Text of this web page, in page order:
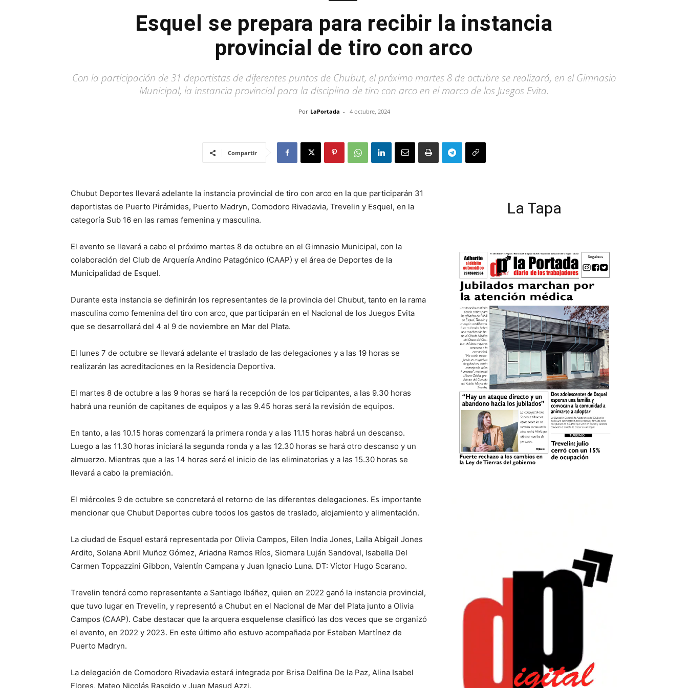
Esquel se prepara para recibir la instancia
provincial de tiro con arco
Con la participación de 31 deportistas de diferentes puntos de Chubut, el próximo martes 8 de octubre se realizará, en el Gimnasio
Municipal, la instancia provincial para la disciplina de tiro con arco en el marco de los Juegos Evita.
Por LaPortada - 4 octubre, 2024
Compartir
Chubut Deportes llevará adelante la instancia provincial de tiro con arco en la que participarán 31
deportistas de Puerto Pirámides, Puerto Madryn, Comodoro Rivadavia, Trevelin y Esquel, en la
categoría Sub 16 en las ramas femenina y masculina.
El evento se llevará a cabo el próximo martes 8 de octubre en el Gimnasio Municipal, con la
colaboración del Club de Arquería Andino Patagónico (CAAP) y el área de Deportes de la
Municipalidad de Esquel.
Durante esta instancia se definirán los representantes de la provincia del Chubut, tanto en la rama
masculina como femenina del tiro con arco, que participarán en el Nacional de los Juegos Evita
que se desarrollará del 4 al 9 de noviembre en Mar del Plata.
El lunes 7 de octubre se llevará adelante el traslado de las delegaciones y a las 19 horas se
realizarán las acreditaciones en la Residencia Deportiva.
El martes 8 de octubre a las 9 horas se hará la recepción de los participantes, a las 9.30 horas
habrá una reunión de capitanes de equipos y a las 9.45 horas será la revisión de equipos.
En tanto, a las 10.15 horas comenzará la primera ronda y a las 11.15 horas habrá un descanso.
Luego a las 11.30 horas iniciará la segunda ronda y a las 12.30 horas se hará otro descanso y un
almuerzo. Mientras que a las 14 horas será el inicio de las eliminatorias y a las 15.30 horas se
llevará a cabo la premiación.
El miércoles 9 de octubre se concretará el retorno de las diferentes delegaciones. Es importante
mencionar que Chubut Deportes cubre todos los gastos de traslado, alojamiento y alimentación.
La ciudad de Esquel estará representada por Olivia Campos, Eilen India Jones, Laila Abigail Jones
Ardito, Solana Abril Muñoz Gómez, Ariadna Ramos Ríos, Siomara Luján Sandoval, Isabella Del
Carmen Toppazzini Gibbon, Valentín Campana y Juan Ignacio Luna. DT: Víctor Hugo Scarano.
Trevelin tendrá como representante a Santiago Ibáñez, quien en 2022 ganó la instancia provincial,
que tuvo lugar en Trevelin, y representó a Chubut en el Nacional de Mar del Plata junto a Olivia
Campos (CAAP). Cabe destacar que la arquera esquelense clasificó las dos veces que se organizó
el evento, en 2022 y 2023. En este último año estuvo acompañada por Esteban Martínez de
Puerto Madryn.
La delegación de Comodoro Rivadavia estará integrada por Brisa Delfina De la Paz, Alina Isabel
Flores, Mateo Nicolás Rasgido y Juan Masud Azzi.
La Tapa